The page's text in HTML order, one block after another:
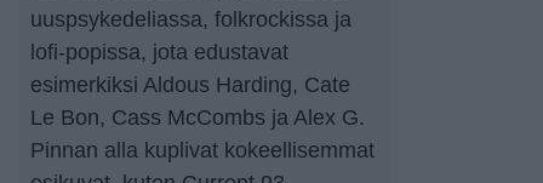
uuspsykedeliassa, folkrockissa ja
lofi-popissa, jota edustavat
esimerkiksi Aldous Harding, Cate
Le Bon, Cass McCombs ja Alex G.
Pinnan alla kuplivat kokeellisemmat